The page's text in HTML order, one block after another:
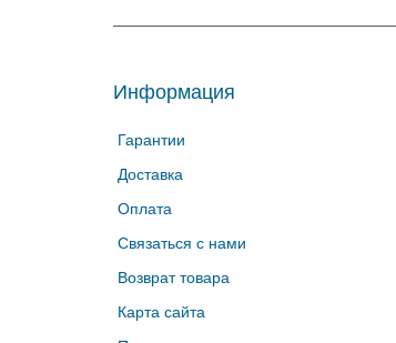
Информация
Гарантии
Доставка
Оплата
Связаться с нами
Возврат товара
Карта сайта